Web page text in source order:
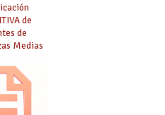
de
de
Medias